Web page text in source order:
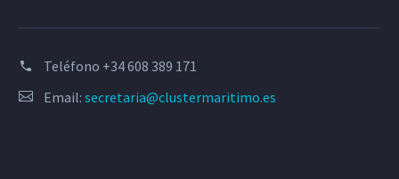
Teléfono +34 608 389 171
Email: secretaria@clustermaritimo.es